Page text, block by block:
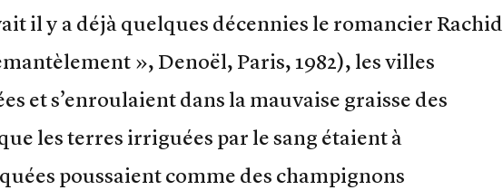
il y a déjà quelques décennies le romancier Rachid
», Denoël, Paris, 1982), les villes
et s’enroulaient dans la mauvaise graisse des
les terres irriguées par le sang étaient à
poussaient comme des champignons